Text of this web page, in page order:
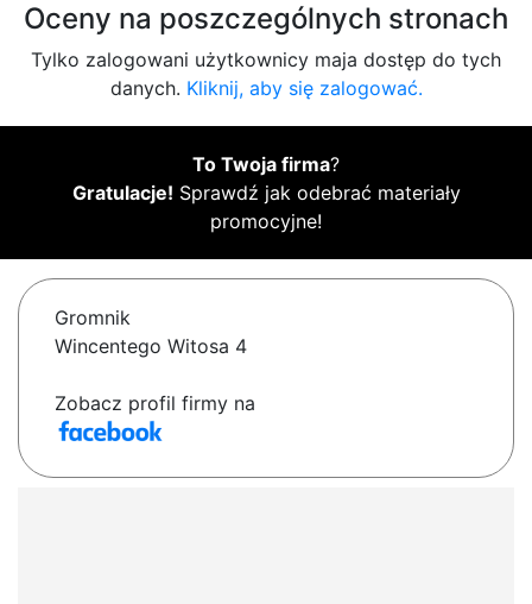
Oceny na poszczególnych stronach
Tylko zalogowani użytkownicy maja dostęp do tych
danych. Kliknij, aby się zalogować.
To Twoja firma?
Gratulacje! Sprawdź jak odebrać materiały
promocyjne!
Gromnik
Wincentego Witosa 4
Zobacz profil firmy na